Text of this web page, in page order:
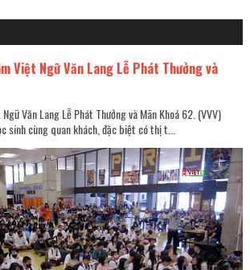
Việt Ngữ Văn Lang Lễ Phát Thưởng và
Văn Lang Lễ Phát Thưởng và Mãn Khoá 62. (VVV)
sinh cùng quan khách, đặc biệt có thị t...